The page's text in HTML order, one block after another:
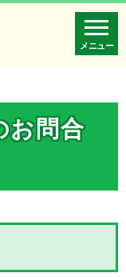
メニュー
お問合